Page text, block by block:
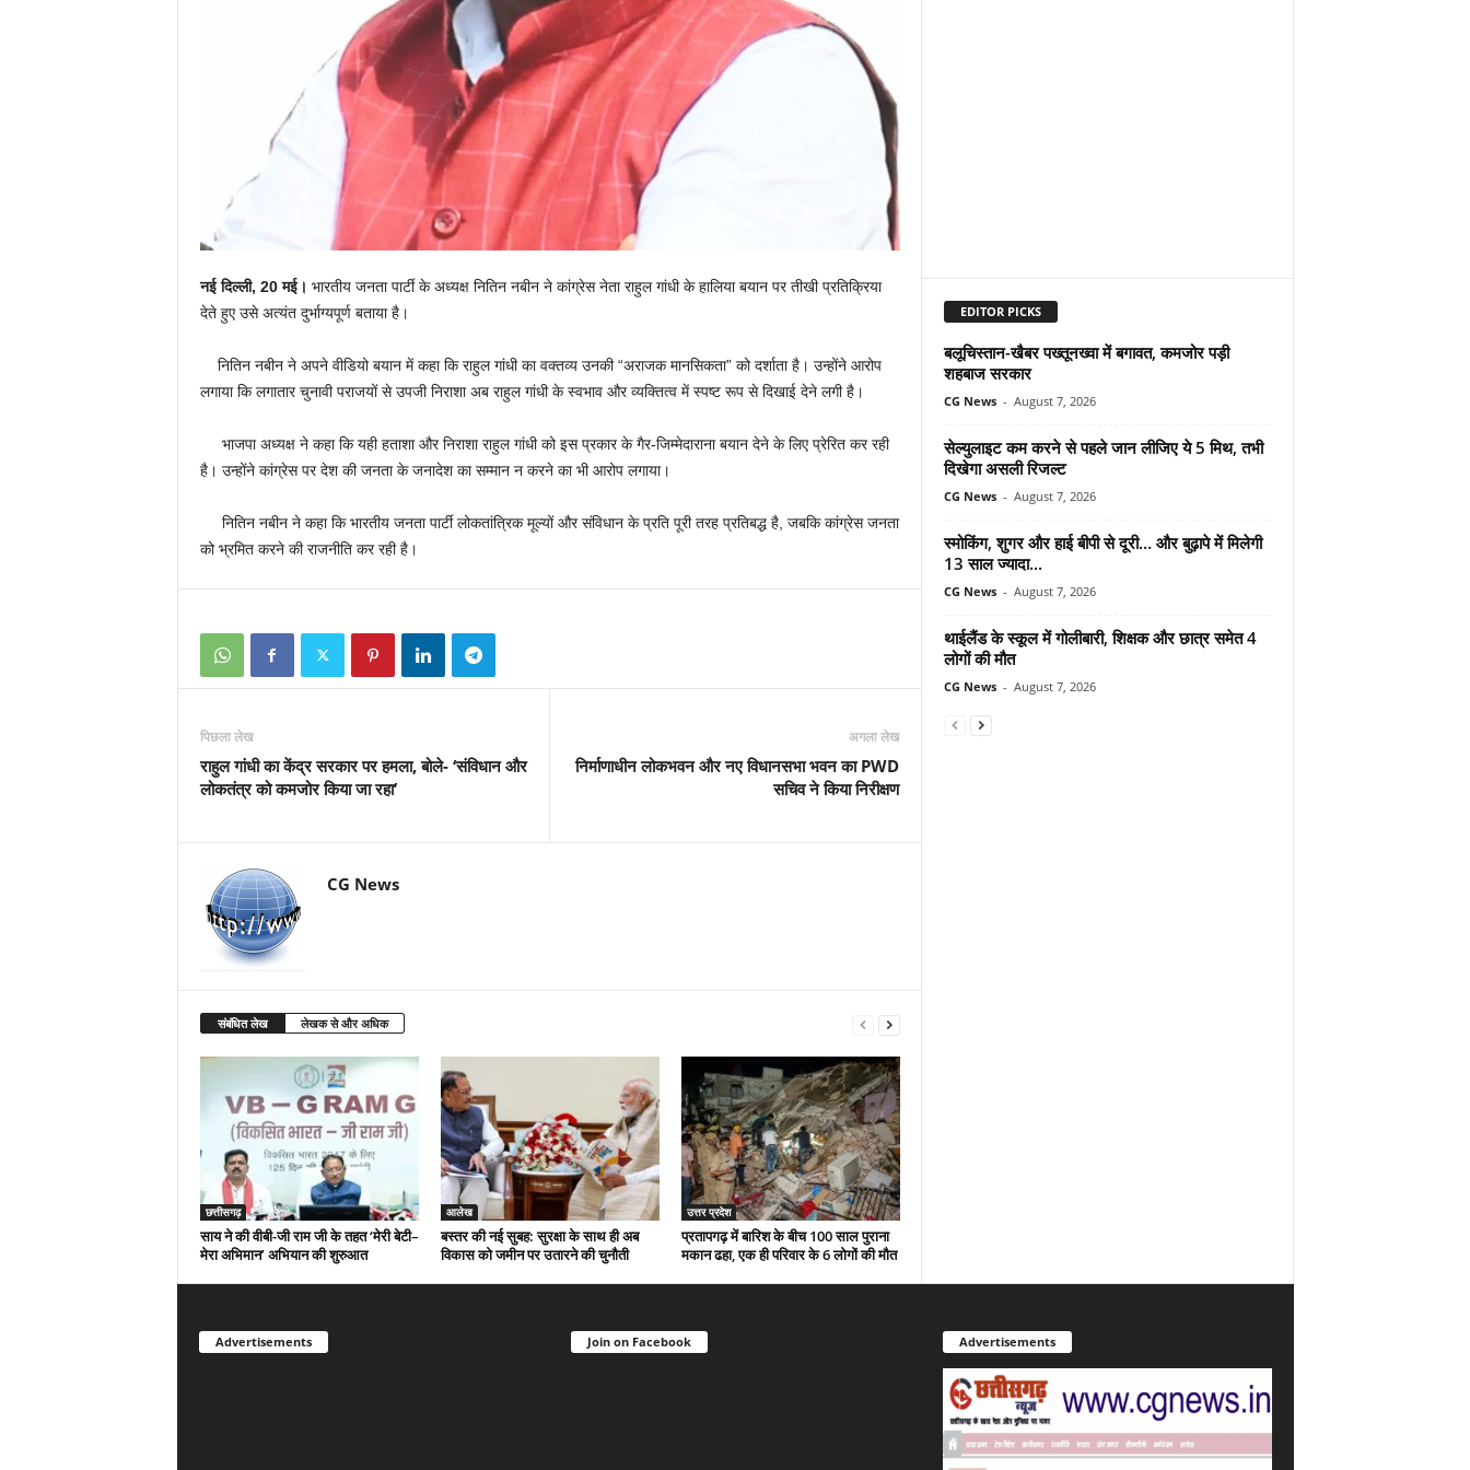
नई दिल्ली, 20मई। भारतीय जनता पार्टी के अध्यक्ष नितिन नबीन ने कांग्रेस नेता राहुल गांधी के हालिया बयान पर तीखी प्रतिक्रिया
देते हुए उसे अत्यंत दुर्भाग्यपूर्ण बताया है।
नितिन नबीन ने अपने वीडियो बयान में कहा कि राहुल गांधी का वक्तव्य उनकी “अराजक मानसिकता” को दर्शाता है। उन्होंने आरोप
लगाया कि लगातार चुनावी पराजयों से उपजी निराशा अब राहुल गांधी के स्वभाव और व्यक्तित्व में स्पष्ट रूप से दिखाई देने लगी है।
भाजपा अध्यक्ष ने कहा कि यही हताशा और निराशा राहुल गांधी को इस प्रकार के गैर-जिम्मेदाराना बयान देने के लिए प्रेरित कर रही
है। उन्होंने कांग्रेस पर देश की जनता के जनादेश का सम्मान न करने का भी आरोप लगाया।
नितिन नबीन ने कहा कि भारतीय जनता पार्टी लोकतांत्रिक मूल्यों और संविधान के प्रति पूरी तरह प्रतिबद्ध है, जबकि कांग्रेस जनता
को भ्रमित करने की राजनीति कर रही है।
पिछला लेख
राहुल गांधी का केंद्र सरकार पर हमला, बोले- ‘संविधान और
लोकतंत्र को कमजोर किया जा रहा’
अगला लेख
निर्माणाधीन लोकभवन और नए विधानसभा भवन का PWD
सचिव ने किया निरीक्षण
CG News
संबंधित लेख लेखक से और अधिक
छत्तीसगढ़
साय ने की वीबी-जी राम जी के तहत ‘मेरी बेटी–
मेरा अभिमान’ अभियान की शुरुआत
आलेख
बस्तर की नई सुबह: सुरक्षा के साथ ही अब
विकास को जमीन पर उतारने की चुनौती
उत्तर प्रदेश
प्रतापगढ़ में बारिश के बीच 100 साल पुराना
मकान ढहा, एक ही परिवार के 6 लोगों की मौत
EDITOR PICKS
बलूचिस्तान-खैबर पख्तूनख्वा में बगावत, कमजोर पड़ी
शहबाज सरकार
CG News - August 7, 2026
सेल्युलाइट कम करने से पहले जान लीजिए ये 5 मिथ, तभी
दिखेगा असली रिजल्ट
CG News - August 7, 2026
स्मोकिंग, शुगर और हाई बीपी से दूरी… और बुढ़ापे में मिलेगी
13 साल ज्यादा...
CG News - August 7, 2026
थाईलैंड के स्कूल में गोलीबारी, शिक्षक और छात्र समेत 4
लोगों की मौत
CG News - August 7, 2026
Advertisements Join on Facebook Advertisements